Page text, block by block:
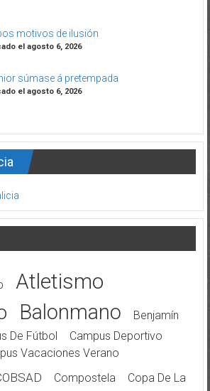
motivos de ilusión
el agosto 6, 2026
súmase á pretempada
el agosto 6, 2026
Atletismo
Balonmano
Benjamín
De Fútbol
Campus Deportivo
Vacaciones Verano
Compostela
Copa De La